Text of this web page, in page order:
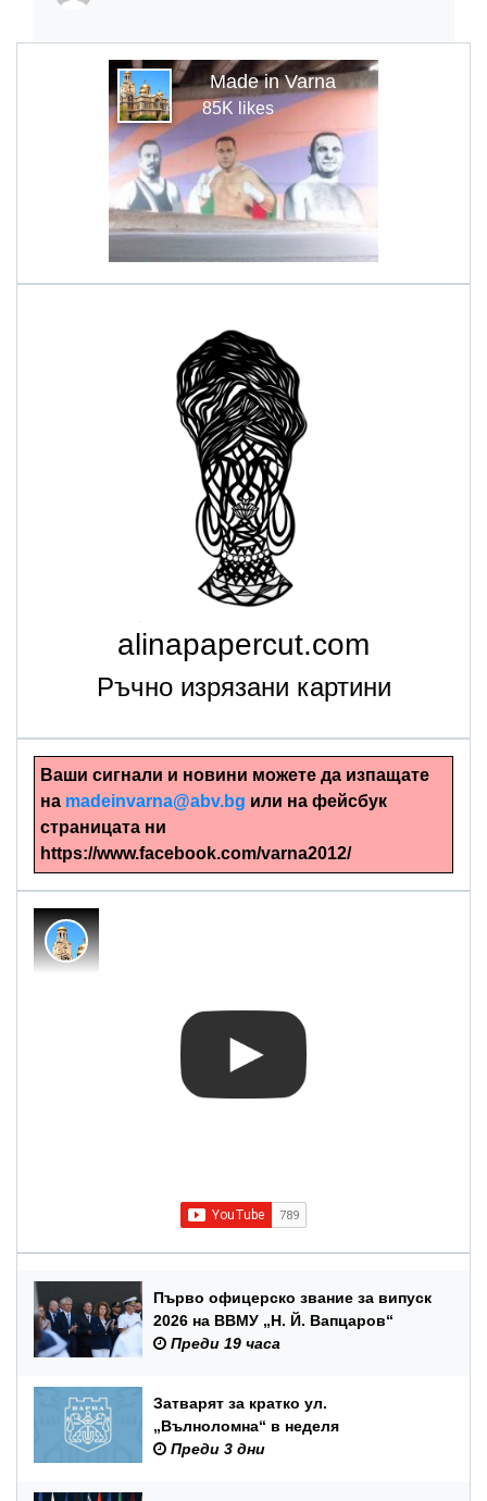
Made in Varna
85K likes
alinapapercut.com
Ръчно изрязани картини
Ваши сигнали и новини можете да изпащате
на madeinvarna@abv.bg или на фейсбук
страницата ни
https://www.facebook.com/varna2012/
Първо офицерско звание за випуск
2026 на ВВМУ „Н. Й. Вапцаров“
Преди 19 часа
Затварят за кратко ул.
„Вълноломна“ в неделя
Преди 3 дни